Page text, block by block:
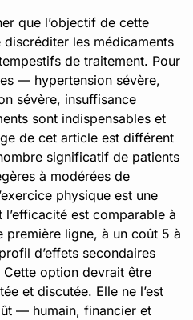
que l’objectif de cette
discréditer les médicaments
de traitement. Pour
— hypertension sévère,
sévère, insuffisance
sont indispensables et
de cet article est différent
significatif de patients
à modérées de
physique est une
est comparable à
première ligne, à un coût 5 à
d’effets secondaires
option devrait être
et discutée. Elle ne l’est
— humain, financier et